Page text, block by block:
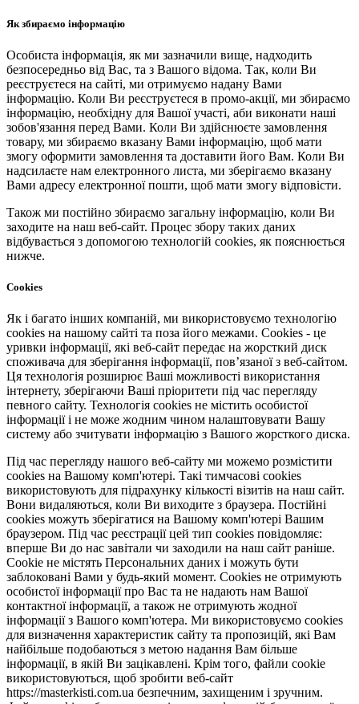
Як збираємо інформацію
Особиста інформація, як ми зазначили вище, надходить
безпосередньо від Вас, та з Вашого відома. Так, коли Ви
реєструєтеся на сайті, ми отримуємо надану Вами
інформацію. Коли Ви реєструєтеся в промо-акції, ми збираємо
інформацію, необхідну для Вашої участі, аби виконати наші
зобов'язання перед Вами. Коли Ви здійснюєте замовлення
товару, ми збираємо вказану Вами інформацію, щоб мати
змогу оформити замовлення та доставити його Вам. Коли Ви
надсилаєте нам електронного листа, ми зберігаємо вказану
Вами адресу електронної пошти, щоб мати змогу відповісти.
Також ми постійно збираємо загальну інформацію, коли Ви
заходите на наш веб-сайт. Процес збору таких даних
відбувається з допомогою технологій cookies, як пояснюється
нижче.
Cookies
Як і багато інших компаній, ми використовуємо технологію
cookies на нашому сайті та поза його межами. Cookies - це
уривки інформації, які веб-сайт передає на жорсткий диск
споживача для зберігання інформації, пов’язаної з веб-сайтом.
Ця технологія розширює Ваші можливості використання
інтернету, зберігаючи Ваші пріоритети під час перегляду
певного сайту. Технологія cookies не містить особистої
інформації і не може жодним чином налаштовувати Вашу
систему або зчитувати інформацію з Вашого жорсткого диска.
Під час перегляду нашого веб-сайту ми можемо розмістити
cookies на Вашому комп'ютері. Такі тимчасові cookies
використовують для підрахунку кількості візитів на наш сайт.
Вони видаляються, коли Ви виходите з браузера. Постійні
cookies можуть зберігатися на Вашому комп'ютері Вашим
браузером. Під час реєстрації цей тип cookies повідомляє:
вперше Ви до нас завітали чи заходили на наш сайт раніше.
Cookie не містять Персональних даних і можуть бути
заблоковані Вами у будь-який момент. Сookies не отримують
особистої інформації про Вас та не надають нам Вашої
контактної інформації, а також не отримують жодної
інформації з Вашого комп'ютера. Ми використовуємо cookies
для визначення характеристик сайту та пропозицій, які Вам
найбільше подобаються з метою надання Вам більше
інформації, в якій Ви зацікавлені. Крім того, файли cookie
використовуються, щоб зробити веб-сайт
https://masterkisti.com.ua безпечним, захищеним і зручним.